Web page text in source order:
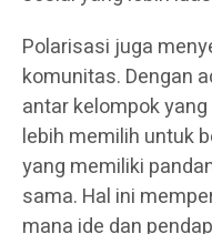
Polarisasi juga
komunitas. Dengan
antar kelompok
lebih memilih untuk
yang memiliki
sama. Hal ini
mana ide dan